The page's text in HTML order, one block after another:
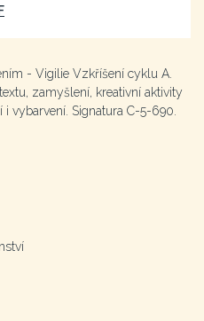
- Vigilie Vzkříšení cyklu A.
zamyšlení, kreativní aktivity
vybarvení. Signatura C-5-690.